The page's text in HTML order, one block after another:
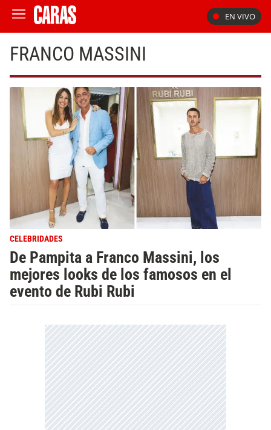
EN VIVO
FRANCO MASSINI
CELEBRIDADES
De Pampita a Franco Massini, los
mejores looks de los famosos en el
evento de Rubi Rubi